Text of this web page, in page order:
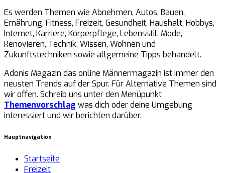
Es werden Themen wie Abnehmen, Autos, Bauen,
Ernährung, Fitness, Freizeit, Gesundheit, Haushalt, Hobbys,
Internet, Karriere, Körperpflege, Lebensstil, Mode,
Renovieren, Technik, Wissen, Wohnen und
Zukunftstechniken sowie allgemeine Tipps behandelt.
Adonis Magazin das online Männermagazin ist immer den
neusten Trends auf der Spur. Für Alternative Themen sind
wir offen. Schreib uns unter den Menüpunkt
Themenvorschlag was dich oder deine Umgebung
interessiert und wir berichten darüber.
Hauptnavigation
Startseite
Freizeit